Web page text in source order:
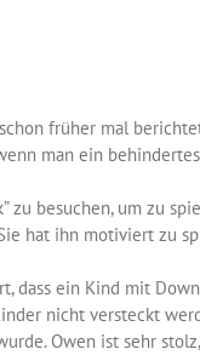
früher mal
man ein
zu besuchen, um zu
hat ihn motiviert zu
dass ein Kind mit
nicht versteckt
Owen ist sehr